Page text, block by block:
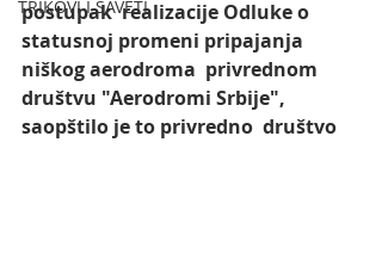
TRIKOVI I SAVETI
postupak  realizacije Odluke o
statusnoj promeni pripajanja
niškog aerodroma  privrednom
društvu "Aerodromi Srbije",
saopštilo je to privredno  društvo